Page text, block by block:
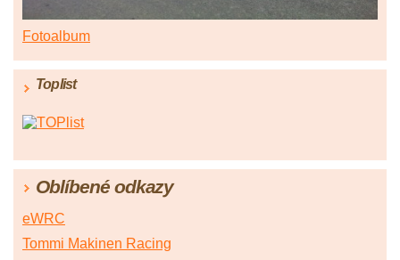
Fotoalbum
Toplist
Oblíbené odkazy
eWRC
Tommi Makinen Racing